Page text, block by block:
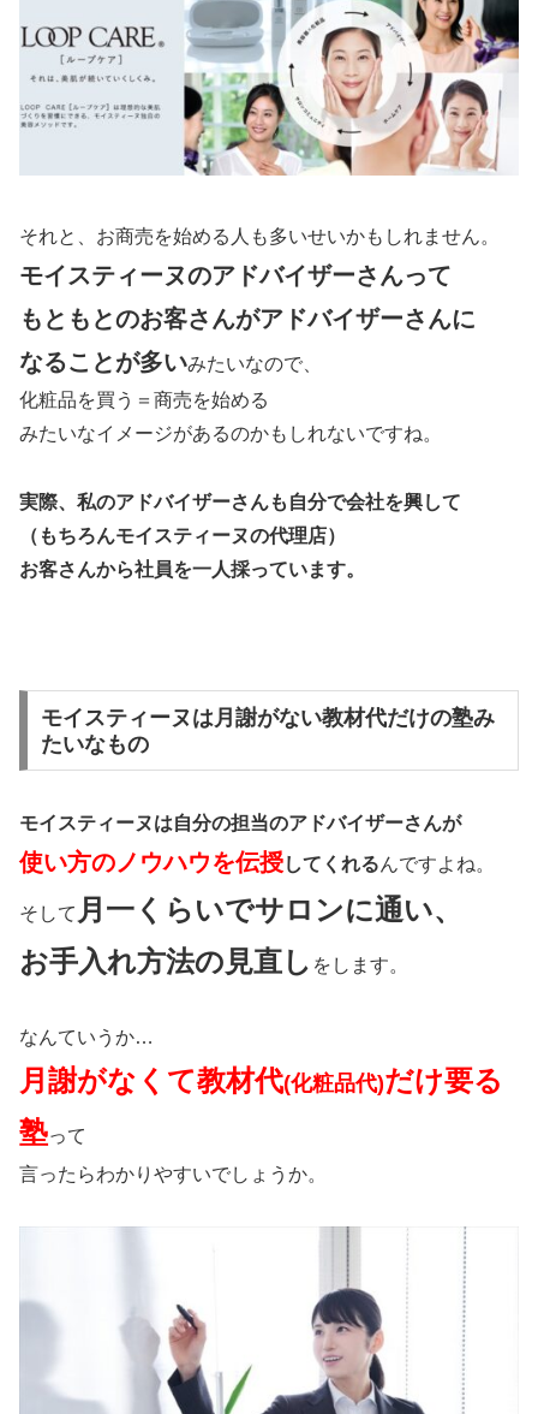
それと、お商売を始める人も多いせいかもしれません。
モイスティーヌのアドバイザーさんって
もともとのお客さんがアドバイザーさんに
なることが多いみたいなので、
化粧品を買う＝商売を始める
みたいなイメージがあるのかもしれないですね。
実際、私のアドバイザーさんも自分で会社を興して
（もちろんモイスティーヌの代理店）
お客さんから社員を一人採っています。
モイスティーヌは月謝がない教材代だけの塾み
たいなもの
モイスティーヌは自分の担当のアドバイザーさんが
使い方のノウハウを伝授してくれるんですよね。
そして 月一くらいでサロンに通い、
お手入れ方法の見直し をします。
なんていうか…
月謝がなくて教材代(化粧品代)だけ要る
塾って
言ったらわかりやすいでしょうか。